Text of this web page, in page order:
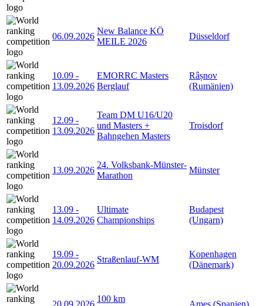
06.09.2026
New Balance KÖ
MEILE 2026
Düsseldorf
10.09 -
13.09.2026
EMORRC Masters
Berglauf
Râșnov
(Rumänien)
12.09 -
13.09.2026
Team DM U16/U20
und Masters +
Bahngehen Masters
Troisdorf
13.09.2026
24. Volksbank-Münster-
Marathon
Münster
13.09 -
14.09.2026
Ultimate
Championships
Budapest
(Ungarn)
19.09 -
20.09.2026
Straßenlauf-WM
Kopenhagen
(Dänemark)
100 km